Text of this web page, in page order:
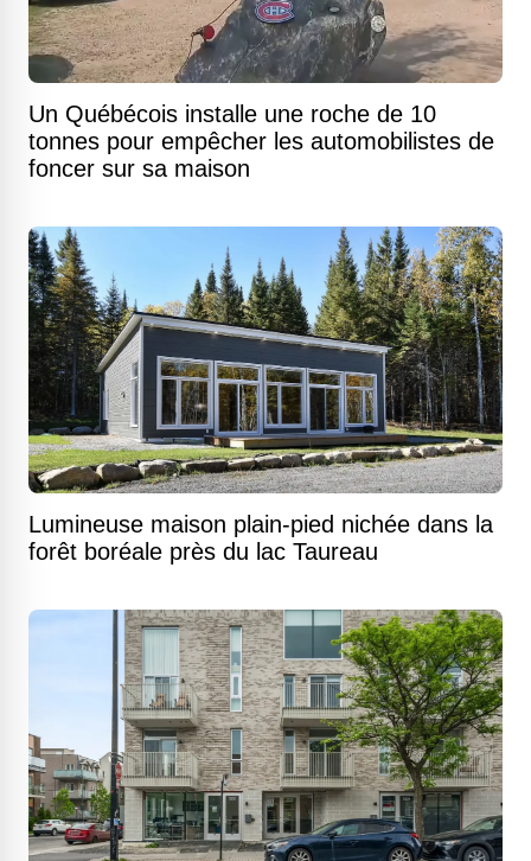
Un Québécois installe une roche de 10
tonnes pour empêcher les automobilistes de
foncer sur sa maison
Lumineuse maison plain-pied nichée dans la
forêt boréale près du lac Taureau